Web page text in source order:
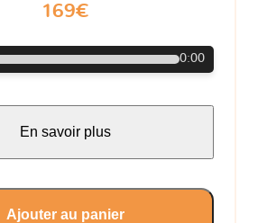
169€
0:00
En savoir plus
Ajouter au panier